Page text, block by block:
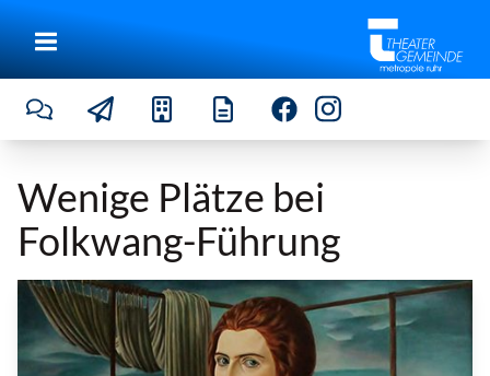
Wenige Plätze bei
Folkwang-Führung